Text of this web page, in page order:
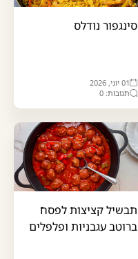
סינגפור נודלס
01 יוני, 2026
תגובות: 0
תבשיל קציצות לפסח
ברוטב עגבניות ופלפלים